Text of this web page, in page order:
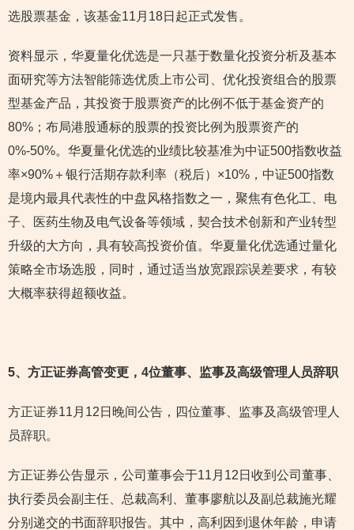
选股票基金，该基金11月18日起正式发售。
资料显示，华夏量化优选是一只基于数量化投资分析及基本
面研究等方法智能筛选优质上市公司、优化投资组合的股票
型基金产品，其投资于股票资产的比例不低于基金资产的
80%；布局港股通标的股票的投资比例为股票资产的
0%-50%。华夏量化优选的业绩比较基准为中证500指数收益
率×90%＋银行活期存款利率（税后）×10%，中证500指数
是境内最具代表性的中盘风格指数之一，聚焦有色化工、电
子、医药生物及电气设备等领域，契合技术创新和产业转型
升级的大方向，具有较高投资价值。华夏量化优选通过量化
策略全市场选股，同时，通过适当放宽跟踪误差要求，有较
大概率获得超额收益。
5、方正证券高管变更，4位董事、监事及高级管理人员辞职
方正证券11月12日晚间公告，四位董事、监事及高级管理人
员辞职。
方正证券公告显示，公司董事会于11月12日收到公司董事、
执行委员会副主任、总裁高利、董事廖航以及副总裁施光耀
分别递交的书面辞职报告。其中，高利因到退休年龄，申请